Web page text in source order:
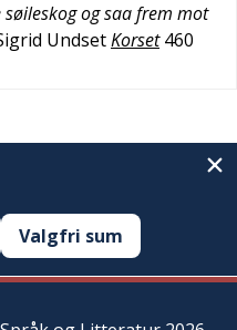
og saa frem mot
UndsetKorset 460
Valgfri sum